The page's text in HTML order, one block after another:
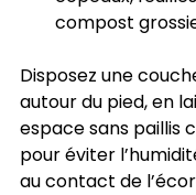
compost
Disposez une
autour du pied, en
espace sans paillis
pour éviter
au contact de